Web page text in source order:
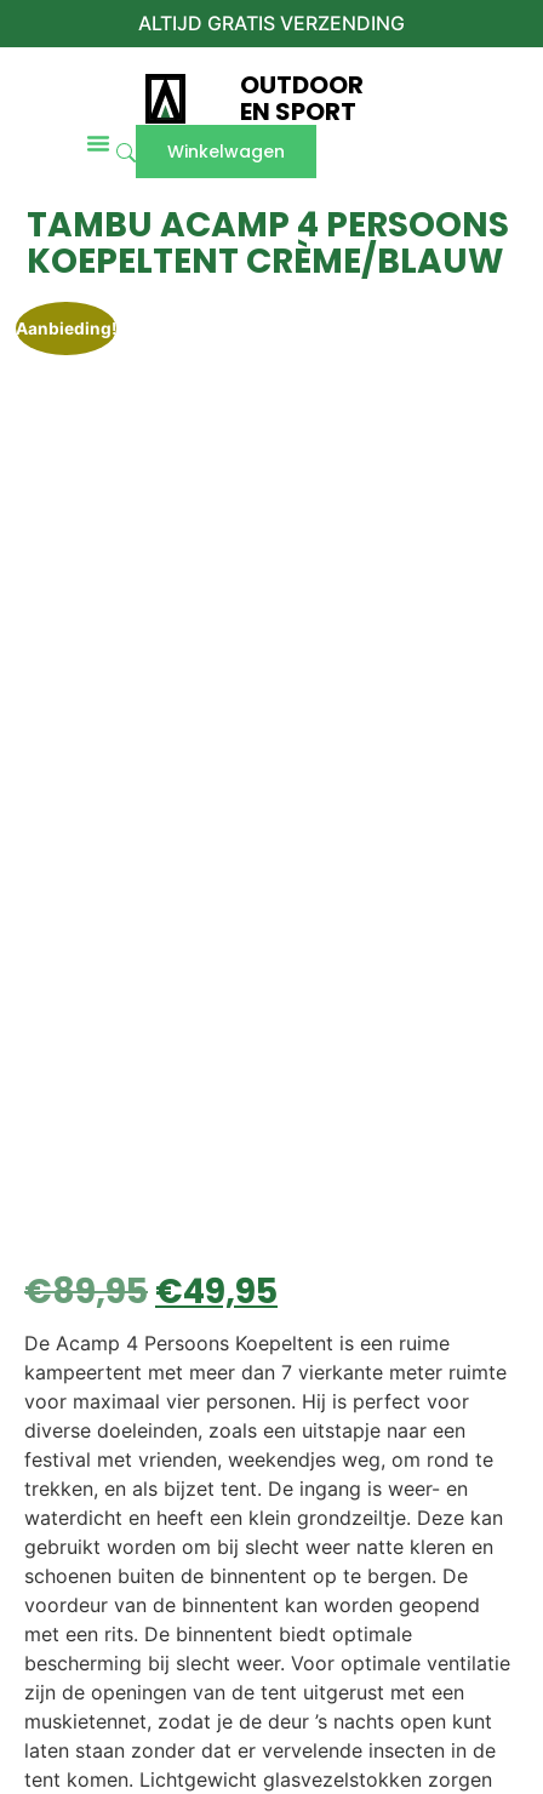
ALTIJD GRATIS VERZENDING
OUTDOOR
EN SPORT
Winkelwagen
TAMBU ACAMP 4 PERSOONS
KOEPELTENT CRÈME/BLAUW
Aanbieding!
€89,95€49,95
De Acamp 4 Persoons Koepeltent is een ruime
kampeertent met meer dan 7 vierkante meter ruimte
voor maximaal vier personen. Hij is perfect voor
diverse doeleinden, zoals een uitstapje naar een
festival met vrienden, weekendjes weg, om rond te
trekken, en als bijzet tent. De ingang is weer- en
waterdicht en heeft een klein grondzeiltje. Deze kan
gebruikt worden om bij slecht weer natte kleren en
schoenen buiten de binnentent op te bergen. De
voordeur van de binnentent kan worden geopend
met een rits. De binnentent biedt optimale
bescherming bij slecht weer. Voor optimale ventilatie
zijn de openingen van de tent uitgerust met een
muskietennet, zodat je de deur ’s nachts open kunt
laten staan zonder dat er vervelende insecten in de
tent komen. Lichtgewicht glasvezelstokken zorgen